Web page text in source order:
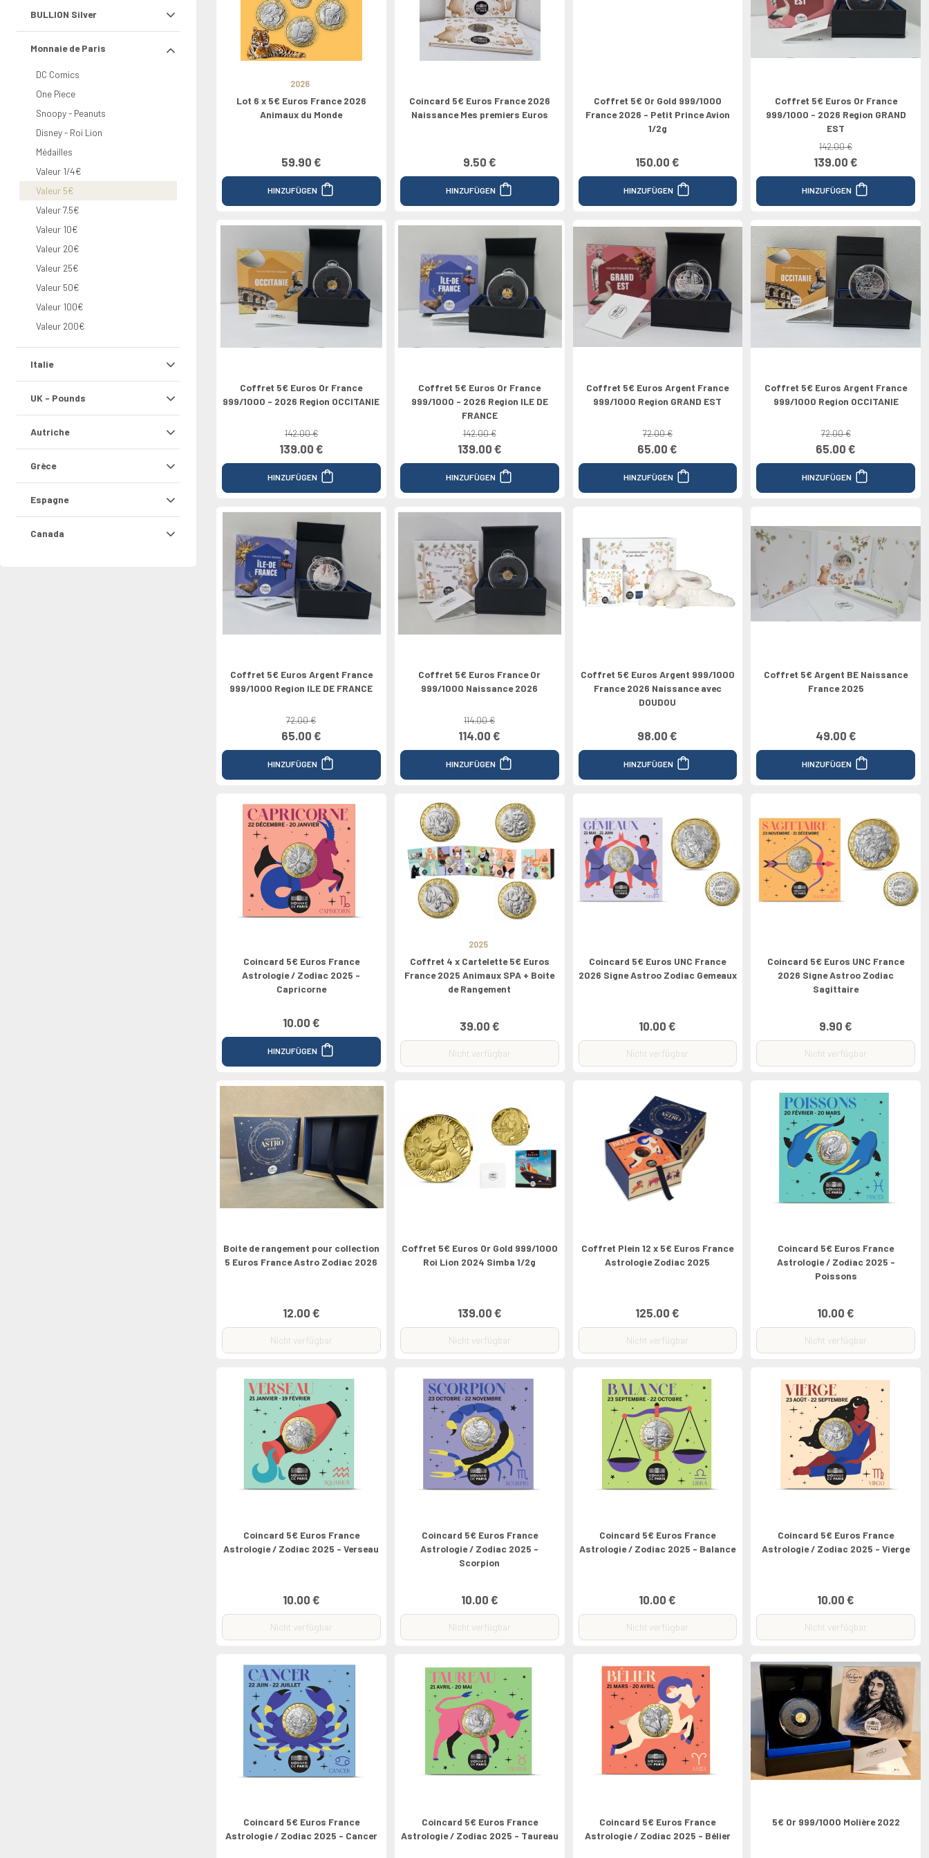
Vaticano
Croatie
Bulgarie
Valeur 100€
Valeur 200€
2024
Espagne
2026
0 Pounds
North Europe
Grèce
Croatie
Bulgarie
BULLION Silver
Monnaie de Paris
DC Comics
One Piece
Snoopy - Peanuts
Disney - Roi Lion
Médailles
Valeur 1/4€
Valeur 5€
Valeur 7.5€
Valeur 10€
Valeur 20€
Valeur 25€
Valeur 50€
Valeur 100€
Valeur 200€
Italie
UK - Pounds
Autriche
Grèce
Espagne
Canada
2026
Lot 6 x 5€ Euros France 2026
Animaux du Monde
59.90 €
HINZUFÜGEN
Coincard 5€ Euros France 2026
Naissance Mes premiers Euros
9.50 €
HINZUFÜGEN
Coffret 5€ Or Gold 999/1000
France 2026 - Petit Prince Avion
1/2g
150.00 €
HINZUFÜGEN
Coffret 5€ Euros Or France
999/1000 - 2026 Region GRAND
EST
142.00 €
139.00 €
HINZUFÜGEN
Coffret 5€ Euros Or France
999/1000 - 2026 Region OCCITANIE
142.00 €
139.00 €
HINZUFÜGEN
Coffret 5€ Euros Or France
999/1000 - 2026 Region ILE DE
FRANCE
142.00 €
139.00 €
HINZUFÜGEN
Coffret 5€ Euros Argent France
999/1000 Region GRAND EST
72.00 €
65.00 €
HINZUFÜGEN
Coffret 5€ Euros Argent France
999/1000 Region OCCITANIE
72.00 €
65.00 €
HINZUFÜGEN
Coffret 5€ Euros Argent France
999/1000 Region ILE DE FRANCE
72.00 €
65.00 €
HINZUFÜGEN
Coffret 5€ Euros France Or
999/1000 Naissance 2026
114.00 €
114.00 €
HINZUFÜGEN
Coffret 5€ Euros Argent 999/1000
France 2026 Naissance avec
DOUDOU
98.00 €
HINZUFÜGEN
Coffret 5€ Argent BE Naissance
France 2025
49.00 €
HINZUFÜGEN
Coincard 5€ Euros France
Astrologie / Zodiac 2025 -
Capricorne
10.00 €
HINZUFÜGEN
2025
Coffret 4 x Cartelette 5€ Euros
France 2025 Animaux SPA + Boite
de Rangement
39.00 €
Nicht verfügbar
Coincard 5€ Euros UNC France
2026 Signe Astroo Zodiac Gemeaux
10.00 €
Nicht verfügbar
Coincard 5€ Euros UNC France
2026 Signe Astroo Zodiac
Sagittaire
9.90 €
Nicht verfügbar
Boite de rangement pour collection
5 Euros France Astro Zodiac 2026
12.00 €
Nicht verfügbar
Coffret 5€ Euros Or Gold 999/1000
Roi Lion 2024 Simba 1/2g
139.00 €
Nicht verfügbar
Coffret Plein 12 x 5€ Euros France
Astrologie Zodiac 2025
125.00 €
Nicht verfügbar
Coincard 5€ Euros France
Astrologie / Zodiac 2025 -
Poissons
10.00 €
Nicht verfügbar
Coincard 5€ Euros France
Astrologie / Zodiac 2025 - Verseau
10.00 €
Nicht verfügbar
Coincard 5€ Euros France
Astrologie / Zodiac 2025 -
Scorpion
10.00 €
Nicht verfügbar
Coincard 5€ Euros France
Astrologie / Zodiac 2025 - Balance
10.00 €
Nicht verfügbar
Coincard 5€ Euros France
Astrologie / Zodiac 2025 - Vierge
10.00 €
Nicht verfügbar
Coincard 5€ Euros France
Astrologie / Zodiac 2025 - Cancer
Coincard 5€ Euros France
Astrologie / Zodiac 2025 - Taureau
Coincard 5€ Euros France
Astrologie / Zodiac 2025 - Bélier
5€ Or 999/1000 Molière 2022